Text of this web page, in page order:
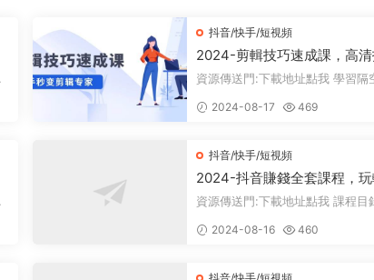
抖音/快手/短視頻
2024-剪輯技巧速成課，高
攝+調色 轉扇子，建築-摳圖
資源傳送門:下載地址點我 學習隔空操
的方法...
2024-08-17 469
抖音/快手/短視頻
2024-抖音賺錢全套課程，
抖音漲粉與變現
資源傳送門:下載地址點我 課程目錄：
性，...
2024-08-16 460